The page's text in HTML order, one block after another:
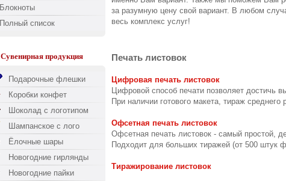
Блокноты
Полный список
Сувенирная продукция
Подарочные флешки
Коробки конфет
Шоколад с логотипом
Шампанское с лого
Ёлочные шары
Новогодние гирлянды
Новогодние пайки
за разумную цену свой вариант. В любом
весь комплекс услуг!
Печать листовок
Цифровая печать листoвoк
Цифровой способ печати позволяет достичь
При наличии готового макета, тираж
Офсетная печать лиcтoвок
Офсетная печать листовок - самый простой,
Подходит для больших тиражей (от 500 штук
Тиражирование листовок